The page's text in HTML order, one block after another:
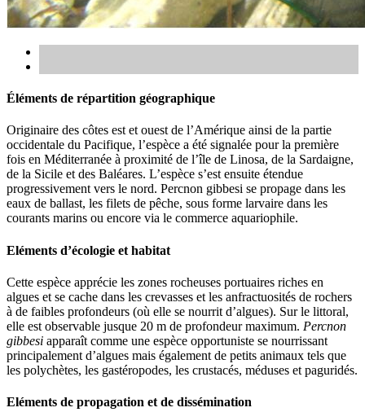
Éléments de répartition géographique
Originaire des côtes est et ouest de l’Amérique ainsi de la partie
occidentale du Pacifique, l’espèce a été signalée pour la première
fois en Méditerranée à proximité de l’île de Linosa, de la Sardaigne,
de la Sicile et des Baléares. L’espèce s’est ensuite étendue
progressivement vers le nord. Percnon gibbesi se propage dans les
eaux de ballast, les filets de pêche, sous forme larvaire dans les
courants marins ou encore via le commerce aquariophile.
Eléments d’écologie et habitat
Cette espèce apprécie les zones rocheuses portuaires riches en
algues et se cache dans les crevasses et les anfractuosités de rochers
à de faibles profondeurs (où elle se nourrit d’algues). Sur le littoral,
elle est observable jusque 20 m de profondeur maximum. Percnon
gibbesi apparaît comme une espèce opportuniste se nourrissant
principalement d’algues mais également de petits animaux tels que
les polychètes, les gastéropodes, les crustacés, méduses et paguridés.
Eléments de propagation et de dissémination